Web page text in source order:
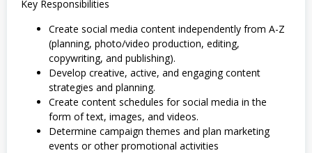
Key Responsibilities
Create social media content independently from A-Z
(planning, photo/video production, editing,
copywriting, and publishing).
Develop creative, active, and engaging content
strategies and planning.
Create content schedules for social media in the
form of text, images, and videos.
Determine campaign themes and plan marketing
events or other promotional activities